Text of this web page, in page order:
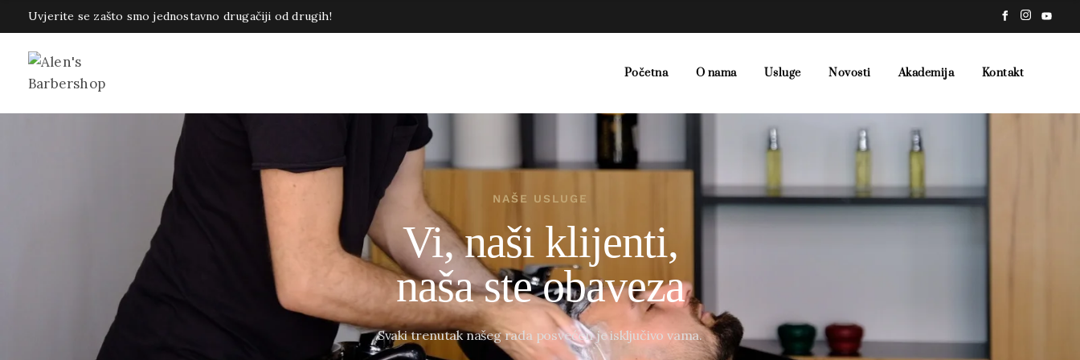
Uvjerite se zašto smo jednostavno drugačiji od drugih!
Početna O nama Usluge Novosti Akademija Kontakt
NAŠE USLUGE
Vi, naši klijenti,
naša ste obaveza
Svaki trenutak našeg rada posvećen je isključivo vama.